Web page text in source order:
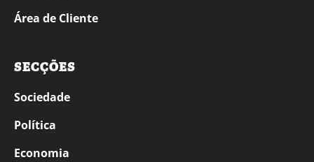
Área de Cliente
SECÇÕES
Sociedade
Política
Economia